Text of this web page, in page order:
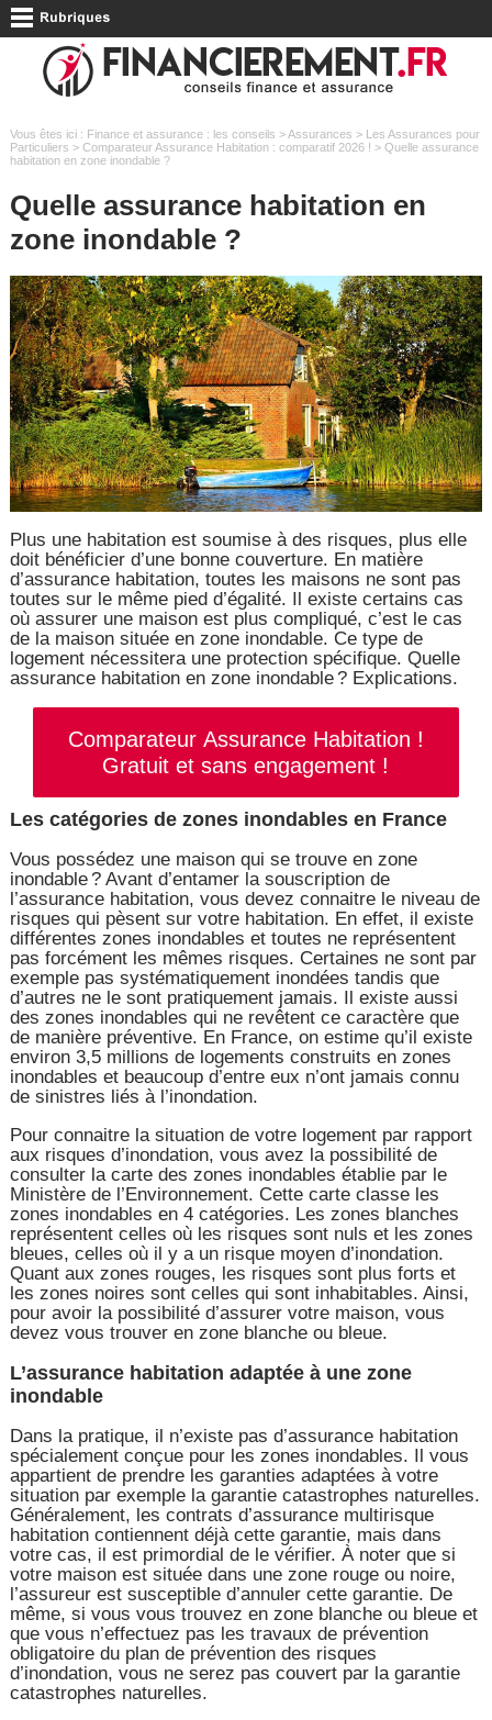
Vous êtes ici : Finance et assurance : les conseils >Assurances > Les Assurances pour
Particuliers > Comparateur Assurance Habitation : comparatif 2026 ! > Quelle assurance
habitation en zone inondable ?
Quelle assurance habitation en
zone inondable ?
Plus une habitation est soumise à des risques, plus elle
doit bénéficier d’une bonne couverture. En matière
d’assurance habitation, toutes les maisons ne sont pas
toutes sur le même pied d’égalité. Il existe certains cas
où assurer une maison est plus compliqué, c’est le cas
de la maison située en zone inondable. Ce type de
logement nécessitera une protection spécifique. Quelle
assurance habitation en zone inondable ? Explications.
Comparateur Assurance Habitation !
Gratuit et sans engagement !
Les catégories de zones inondables en France
Vous possédez une maison qui se trouve en zone
inondable ? Avant d’entamer la souscription de
l’assurance habitation, vous devez connaitre le niveau de
risques qui pèsent sur votre habitation. En effet, il existe
différentes zones inondables et toutes ne représentent
pas forcément les mêmes risques. Certaines ne sont par
exemple pas systématiquement inondées tandis que
d’autres ne le sont pratiquement jamais. Il existe aussi
des zones inondables qui ne revêtent ce caractère que
de manière préventive. En France, on estime qu’il existe
environ 3,5 millions de logements construits en zones
inondables et beaucoup d’entre eux n’ont jamais connu
de sinistres liés à l’inondation.
Pour connaitre la situation de votre logement par rapport
aux risques d’inondation, vous avez la possibilité de
consulter la carte des zones inondables établie par le
Ministère de l’Environnement. Cette carte classe les
zones inondables en 4 catégories. Les zones blanches
représentent celles où les risques sont nuls et les zones
bleues, celles où il y a un risque moyen d’inondation.
Quant aux zones rouges, les risques sont plus forts et
les zones noires sont celles qui sont inhabitables. Ainsi,
pour avoir la possibilité d’assurer votre maison, vous
devez vous trouver en zone blanche ou bleue.
L’assurance habitation adaptée à une zone
inondable
Dans la pratique, il n’existe pas d’assurance habitation
spécialement conçue pour les zones inondables. Il vous
appartient de prendre les garanties adaptées à votre
situation par exemple la garantie catastrophes naturelles.
Généralement, les contrats d’assurance multirisque
habitation contiennent déjà cette garantie, mais dans
votre cas, il est primordial de le vérifier. À noter que si
votre maison est située dans une zone rouge ou noire,
l’assureur est susceptible d’annuler cette garantie. De
même, si vous vous trouvez en zone blanche ou bleue et
que vous n’effectuez pas les travaux de prévention
obligatoire du plan de prévention des risques
d’inondation, vous ne serez pas couvert par la garantie
catastrophes naturelles.